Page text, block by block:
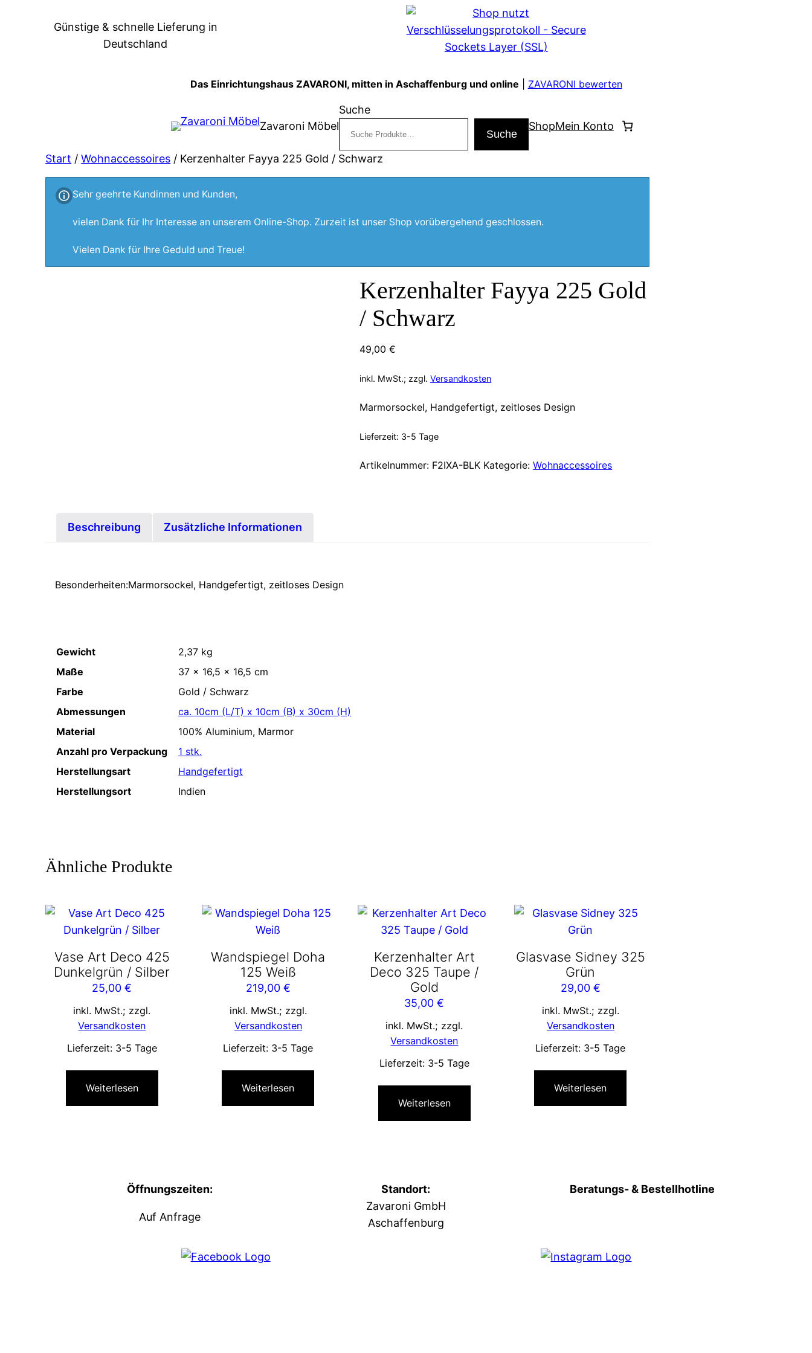
Günstige & schnelle Lieferung in
Deutschland
Das Einrichtungshaus ZAVARONI, mitten in Aschaffenburg und online ZAVARONI bewerten
Zavaroni Möbel
Suche
Suche
ShopMein Konto
Start /Wohnaccessoires / Kerzenhalter Fayya 225 Gold / Schwarz
Sehr geehrte Kundinnen und Kunden,
vielen Dank für Ihr Interesse an unserem Online-Shop. Zurzeit ist unser Shop vorübergehend geschlossen.
Vielen Dank für Ihre Geduld und Treue!
Kerzenhalter Fayya 225 Gold
/ Schwarz
49,00€
inkl. MwSt.; zzgl.Versandkosten
Marmorsockel, Handgefertigt, zeitloses Design
Lieferzeit: 3-5 Tage
Artikelnummer: F2IXA-BLK Kategorie:Wohnaccessoires
Beschreibung Zusätzliche Informationen
Besonderheiten:Marmorsockel, Handgefertigt, zeitloses Design
Gewicht
2,37 kg
Maße
37 × 16,5 × 16,5 cm
Farbe
Gold / Schwarz
Abmessungen
ca. 10cm (L/T) x 10cm (B) x 30cm (H)
Material
100% Aluminium, Marmor
Anzahl pro Verpackung
1 stk.
Herstellungsart
Handgefertigt
Herstellungsort
Indien
Ähnliche Produkte
Vase Art Deco 425
Dunkelgrün / Silber
25,00€
inkl. MwSt.; zzgl.
Versandkosten
Lieferzeit: 3-5 Tage
Weiterlesen
Wandspiegel Doha
125 Weiß
219,00 €
inkl. MwSt.; zzgl.
Versandkosten
Lieferzeit: 3-5 Tage
Weiterlesen
Kerzenhalter Art
Deco 325 Taupe /
Gold
35,00€
inkl. MwSt.; zzgl.
Versandkosten
Lieferzeit: 3-5 Tage
Weiterlesen
Glasvase Sidney 325
Grün
29,00 €
inkl. MwSt.; zzgl.
Versandkosten
Lieferzeit: 3-5 Tage
Weiterlesen
Öffnungszeiten:
Auf Anfrage
Standort:
Zavaroni GmbH
Aschaffenburg
Beratungs- & Bestellhotline